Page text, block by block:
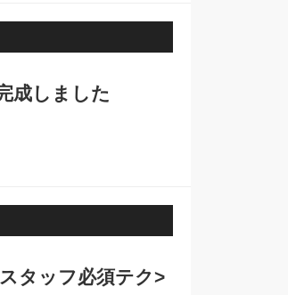
成しました
タッフ必須テク>